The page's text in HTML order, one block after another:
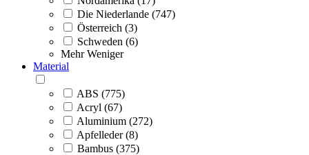
Die Niederlande (747)
Österreich (3)
Schweden (6)
Mehr Weniger
Material
ABS (775)
Acryl (67)
Aluminium (272)
Apfelleder (8)
Bambus (375)